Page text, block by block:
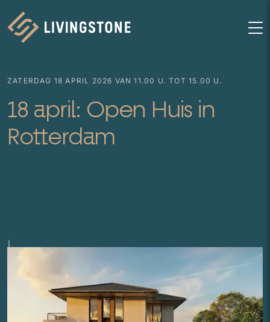
Homepage
ZATERDAG 18 APRIL 2026 VAN 11.00 U. TOT 15.00 U.
18 april: Open Huis in
Rotterdam